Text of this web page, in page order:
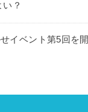
？
イベント第5回を開